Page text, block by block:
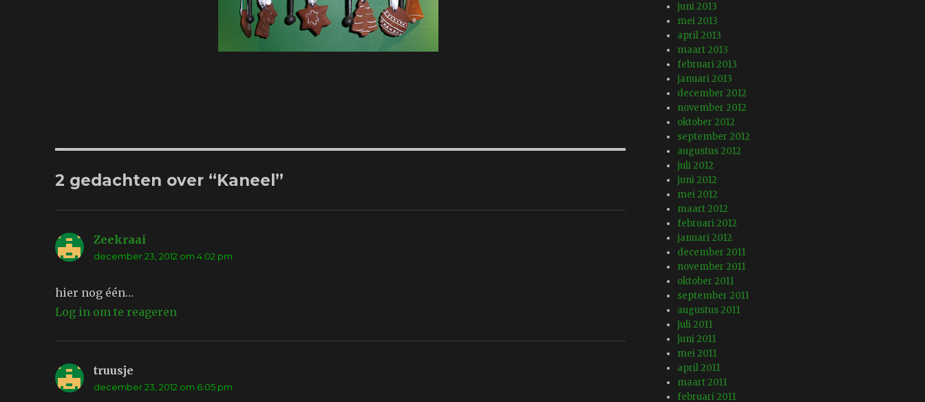
2 gedachten over “Kaneel”
Zeekraai
december 23, 2012 om 4:02 pm
hier nog één…
Log in om te reageren
truusje
december 23, 2012 om 6:05 pm
juni 2013
mei 2013
april 2013
maart 2013
februari 2013
januari 2013
december 2012
november 2012
oktober 2012
september 2012
augustus 2012
juli 2012
juni 2012
mei 2012
maart 2012
februari 2012
januari 2012
december 2011
november 2011
oktober 2011
september 2011
augustus 2011
juli 2011
juni 2011
mei 2011
april 2011
maart 2011
februari 2011